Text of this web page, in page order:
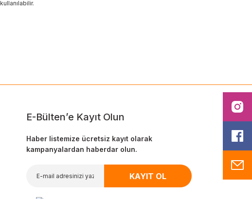
E-Bülten’e Kayıt Olun
Haber listemize ücretsiz kayıt olarak
kampanyalardan haberdar olun.
KAYIT OL